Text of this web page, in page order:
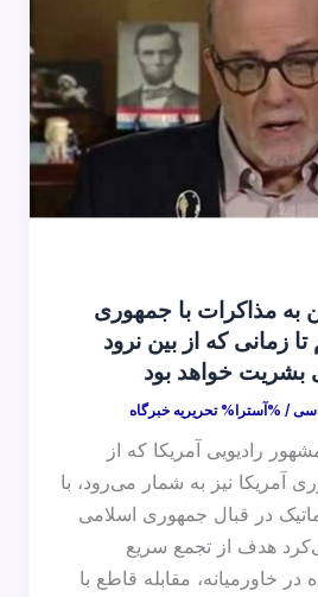
به مذاکرات با جمهوری
زمانی که از بین نرود
بشریت خواهد بود
/ %آسترا% تحریریه خبرگاه
رادیویی آمریکا که از
آمریکا نیز به شمار می‌رود، با
در قبال جمهوری اسلامی
هدف از تجمع سریع
در خاورمیانه، مقابله قاطع با